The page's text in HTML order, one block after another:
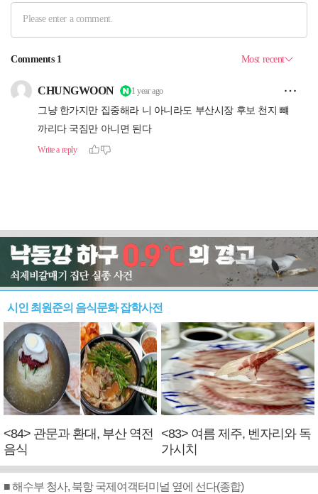
시인 최원준의 음식문화 잡학사전
<84> 관문과 환대, 부산 역전
음식
<83> 여름 제주, 벤자리와 독
가시치
■ 해수부 청사, 북항 국제여객터미널 옆에 선다(종합)